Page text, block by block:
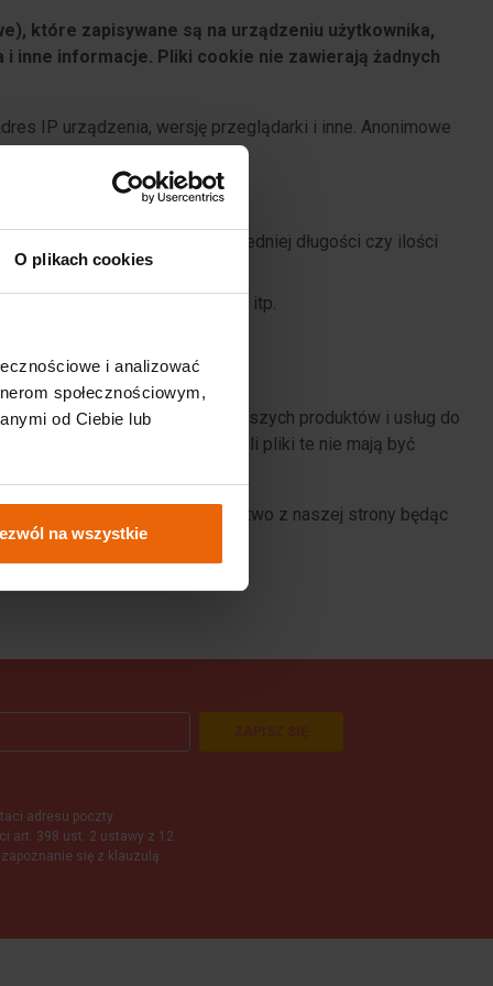
O plikach cookies
i analizować
społecznościowym,
od Ciebie lub
na wszystkie
które zapisywane są na urządzeniu użytkownika,
inne informacje. Pliki cookie nie zawierają żadnych
IP urządzenia, wersję przeglądarki i inne. Anonimowe
jego użytkowników.
o liczbie wizyt, ich średniej długości czy ilości
wyglądu strony internetowej itp.
dostosowanie reklamy naszych produktów i usług do
przez Administratora. Jeśli pliki te nie mają być
pomocy przeglądarki.
TikTok. Jeśli korzystacie Państwo z naszej strony będąc
serwisu.
adresu poczty
art. 398 ust. 2 ustawy z 12
się z klauzulą